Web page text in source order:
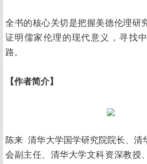
全书的核心关切是把握美德伦理研
证明儒家伦理的现代意义，寻找
路。
【作者简介】
陈来 清华大学国学研究院院长、清
会副主任、清华大学文科资深教授